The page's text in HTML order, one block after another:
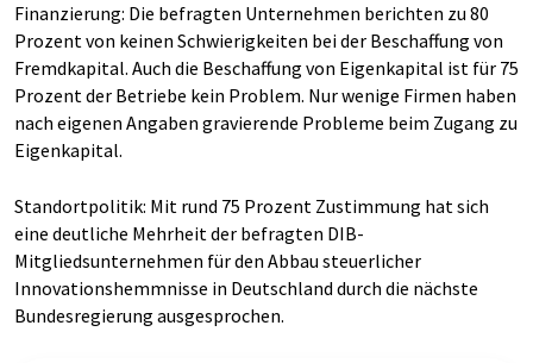
Finanzierung: Die befragten Unternehmen berichten zu 80
Prozent von keinen Schwierigkeiten bei der Beschaffung von
Fremdkapital. Auch die Beschaffung von Eigenkapital ist für 75
Prozent der Betriebe kein Problem. Nur wenige Firmen haben
nach eigenen Angaben gravierende Probleme beim Zugang zu
Eigenkapital.
Standortpolitik: Mit rund 75 Prozent Zustimmung hat sich
eine deutliche Mehrheit der befragten DIB-
Mitgliedsunternehmen für den Abbau steuerlicher
Innovationshemmnisse in Deutschland durch die nächste
Bundesregierung ausgesprochen.